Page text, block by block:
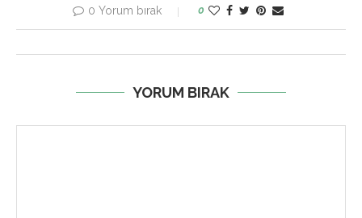
0 Yorum bırak 0
YORUM BIRAK